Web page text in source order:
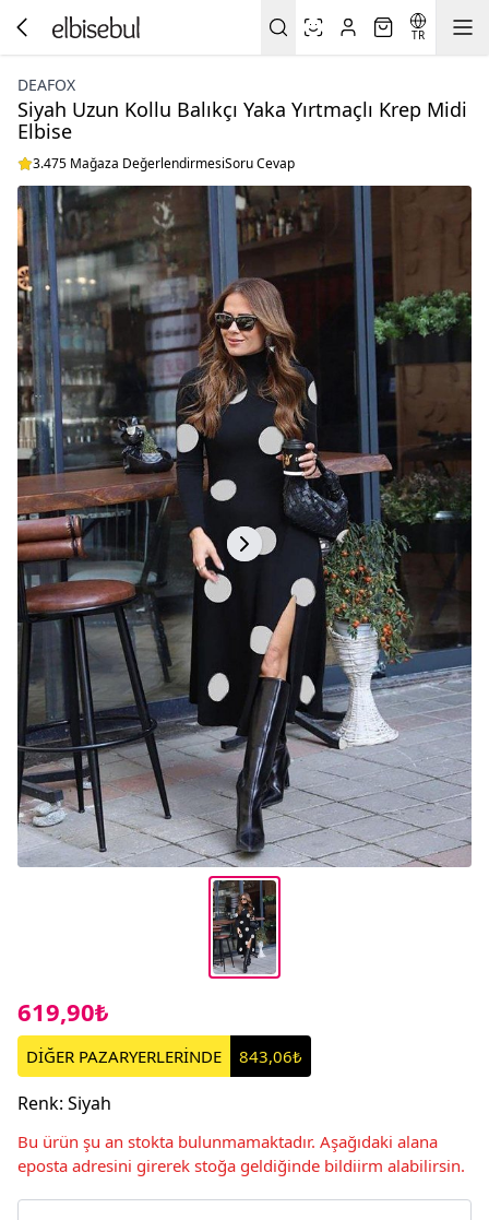
TR
DEAFOX
Siyah Uzun Kollu Balıkçı Yaka Yırtmaçlı Krep Midi
Elbise
3.475 Mağaza DeğerlendirmesiSoru Cevap
619,90₺
DİĞER PAZARYERLERİNDE 843,06₺
Renk: Siyah
Bu ürün şu an stokta bulunmamaktadır. Aşağıdaki alana
eposta adresini girerek stoğa geldiğinde bildiirm alabilirsin.